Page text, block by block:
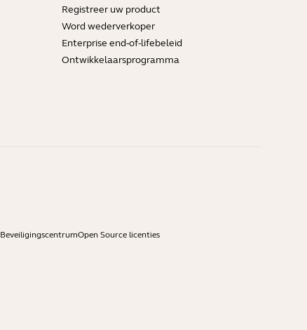
Registreer uw product
Word wederverkoper
Enterprise end-of-lifebeleid
Ontwikkelaarsprogramma
BeveiligingscentrumOpen Source licenties